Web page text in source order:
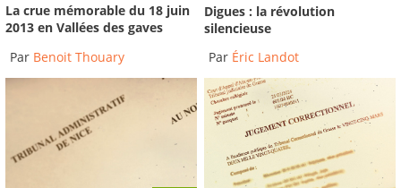
La crue mémorable du 18 juin
2013 en Vallées des gaves
Par Benoit Thouary
Digues : la révolution
silencieuse
Par Éric Landot